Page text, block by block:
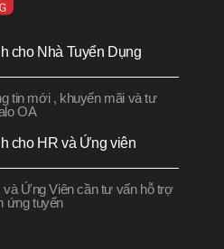
cho Nhà Tuyển Dụng
tin mới , khuyến mãi và tư
OA
cho HR và Ứng viên
và Ứng Viên cần tư vấn hỗ trợ
ứng tuyển